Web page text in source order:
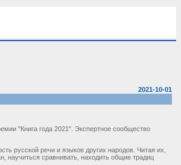
2021-10-01
"Книга года 2021". Экспертное сообщество
русской речи и языков других народов. Читая их,
научиться сравнивать, находить общие традиц